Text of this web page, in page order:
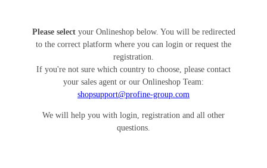
Please select your Onlineshop below. You will be redirected
to the correct platform where you can login or request the
registration.
If you're not sure which country to choose, please contact
your sales agent or our Onlineshop Team:
shopsupport@profine-group.com
We will help you with login, registration and all other
questions.